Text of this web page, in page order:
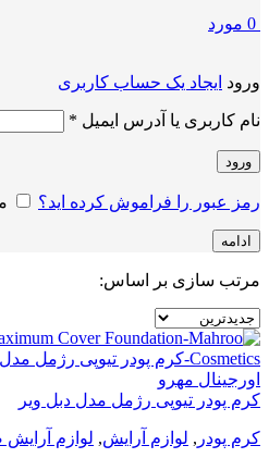
0 مورد
ورود ایجاد یک حساب کاربری
نام کاربری یا آدرس ایمیل *
ورود
رمز عبور را فراموش کرده اید؟
ادامه
مرتب سازی بر اساس:
کرم پودر تیوپی رژمل مدل دبل ویر
کرم پودر , لوازم آرایش, لوازم